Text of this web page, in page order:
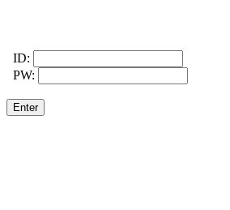
ID:
PW: